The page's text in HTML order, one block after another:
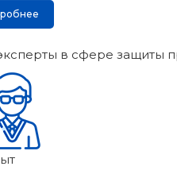
в сфере защиты